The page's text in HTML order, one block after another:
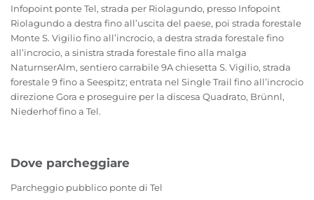
Infopoint ponte Tel, strada per Riolagundo, presso Infopoint
Riolagundo a destra fino all’uscita del paese, poi strada forestale
Monte S. Vigilio fino all’incrocio, a destra strada forestale fino
all’incrocio, a sinistra strada forestale fino alla malga
NaturnserAlm, sentiero carrabile 9A chiesetta S. Vigilio, strada
forestale 9 fino a Seespitz; entrata nel Single Trail fino all’incrocio
direzione Gora e proseguire per la discesa Quadrato, Brünnl,
Niederhof fino a Tel.
Dove parcheggiare
Parcheggio pubblico ponte di Tel